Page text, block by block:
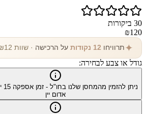
30 ביקורות
₪120
✦ תרוויחו 12 נקודות על הרכישה · שוות ₪ 12
גודל או צבע לבחירה:
ניתן להזמין מהמחסן שלנו בחו"ל - זמן אספקה 15
אדום יין